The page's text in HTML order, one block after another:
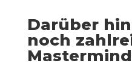
Darüber
noch